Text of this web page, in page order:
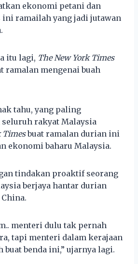
ekonomi petani dan
ini ramailah yang jadi jutawan
itu lagi, The New York Times
ramalan mengenai buah
tahu, yang paling
seluruh rakyat Malaysia
Timesbuat ramalan durian ini
ekonomi baharu Malaysia.
tindakan proaktif seorang
berjaya hantar durian
menteri dulu tak pernah
tapi menteri dalam kerajaan
buat benda ini,” ujarnya lagi.